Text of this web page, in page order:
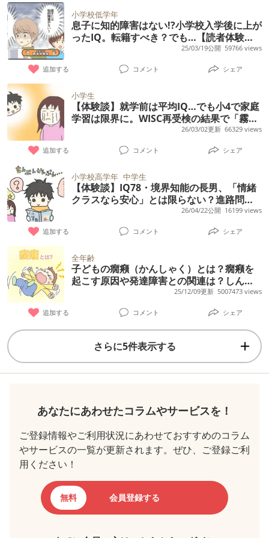
小学校低学年
息子に知的障害はない!?小学校入学後に上が
ったIQ。転籍すべき？でも…【読者体験
25/03/19公開 59766 views
追加する コメント シェア
小学生
【体験談】就学前は平均IQ…でも小4で家庭
学習は限界に。WISC再受検の結果で「霧が
26/03/02更新 66329 views
追加する コメント シェア
小学校高学年 中学生
【体験談】IQ78・境界知能の長男、「情緒
クラスなら安心」とは限らない？進路問題
26/04/22公開 16199 views
追加する コメント シェア
全年齢
子どもの癇癪（かんしゃく）とは？癇癪を
起こす原因や発達障害との関連は？しんど
いときの対応方法、相談先まとめ【専門家
25/12/09更新 5007473 views
追加する コメント シェア
さらに5件表示する
あなたにあわせたコラムやサービスを！
ご登録情報やご利用状況にあわせておすすめのコラム
やサービスの一覧が更新されます。ぜひ、ご登録ご利
用ください！
無料 会員登録する